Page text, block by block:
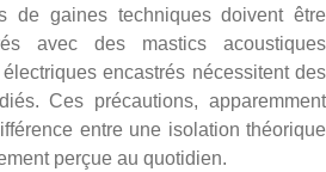
de gaines techniques doivent être
avec des mastics acoustiques
encastrés nécessitent des
Ces précautions, apparemment
entre une isolation théorique
perçue au quotidien.